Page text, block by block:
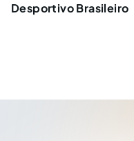
Desportivo Brasileiro